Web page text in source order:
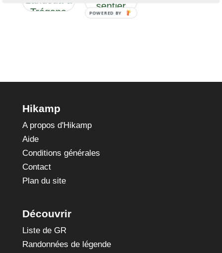
Trégana
sentier
des
Hikamp
A propos d'Hikamp
Aide
Conditions générales
Contact
Plan du site
Découvrir
Liste de GR
Randonnées de légende
POWERED BY